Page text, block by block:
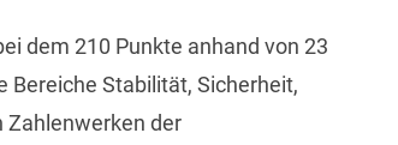
dem 210 Punkte anhand von 23
Bereiche Stabilität, Sicherheit,
Zahlenwerken der